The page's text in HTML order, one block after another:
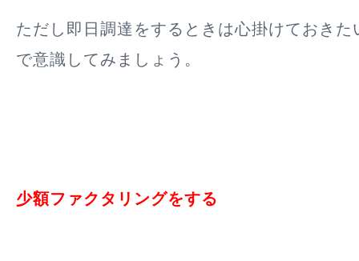
ただし即日調達をするときは心掛けておきた
で意識してみましょう。
少額ファクタリングをする